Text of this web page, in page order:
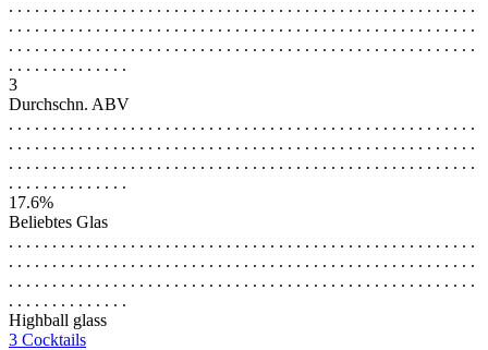
. . . . . . . . . . . . . . . . . . . . . . . . . . . . . . . . . . . . . . . . . . . . . . . . . . . . . .
. . . . . . . . . . . . . . . . . . . . . . . . . . . . . . . . . . . . . . . . . . . . . . . . . . . . . .
. . . . . . . . . . . . . . . . . . . . . . . . . . . . . . . . . . . . . . . . . . . . . . . . . . . . . .
. . . . . . . . . . . . . .
3
Durchschn. ABV
. . . . . . . . . . . . . . . . . . . . . . . . . . . . . . . . . . . . . . . . . . . . . . . . . . . . . .
. . . . . . . . . . . . . . . . . . . . . . . . . . . . . . . . . . . . . . . . . . . . . . . . . . . . . .
. . . . . . . . . . . . . . . . . . . . . . . . . . . . . . . . . . . . . . . . . . . . . . . . . . . . . .
. . . . . . . . . . . . . .
17.6%
Beliebtes Glas
. . . . . . . . . . . . . . . . . . . . . . . . . . . . . . . . . . . . . . . . . . . . . . . . . . . . . .
. . . . . . . . . . . . . . . . . . . . . . . . . . . . . . . . . . . . . . . . . . . . . . . . . . . . . .
. . . . . . . . . . . . . . . . . . . . . . . . . . . . . . . . . . . . . . . . . . . . . . . . . . . . . .
. . . . . . . . . . . . . .
Highball glass
3 Cocktails